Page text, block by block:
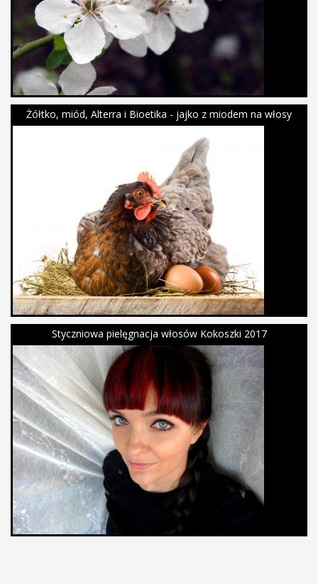
Żółtko, miód, Alterra i Bioetika - jajko z miodem na włosy
Styczniowa pielęgnacja włosów Kokoszki 2017